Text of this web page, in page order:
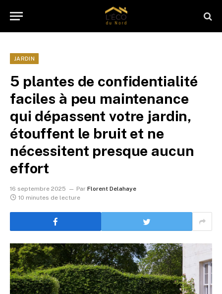
JARDIN
5 plantes de confidentialité
faciles à peu maintenance
qui dépassent votre jardin,
étouffent le bruit et ne
nécessitent presque aucun
effort
16 septembre 2025 Par Florent Delahaye
10 minutes de lecture